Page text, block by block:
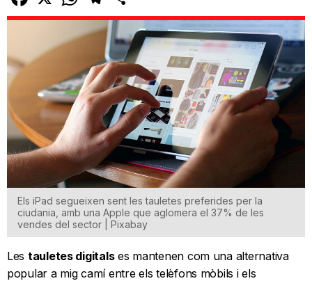
Els iPad segueixen sent les tauletes preferides per la
ciudania, amb una Apple que aglomera el 37% de les
vendes del sector | Pixabay
Les tauletes digitalses mantenen com una alternativa
popular a mig camí entre els telèfons mòbils i els